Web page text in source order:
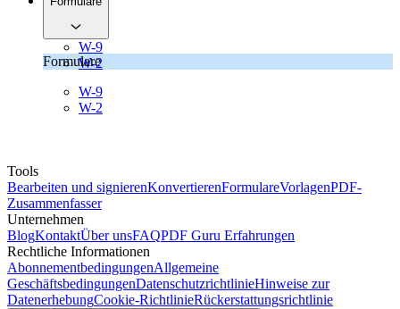
W-9
W-2
Formulare
W-9
W-2
Tools
Bearbeiten und signierenKonvertierenFormulareVorlagenPDF-
Zusammenfasser
Unternehmen
BlogKontaktÜber unsFAQPDF Guru Erfahrungen
Rechtliche Informationen
AbonnementbedingungenAllgemeine
GeschäftsbedingungenDatenschutzrichtlinieHinweise zur
DatenerhebungCookie-RichtlinieRückerstattungsrichtlinie